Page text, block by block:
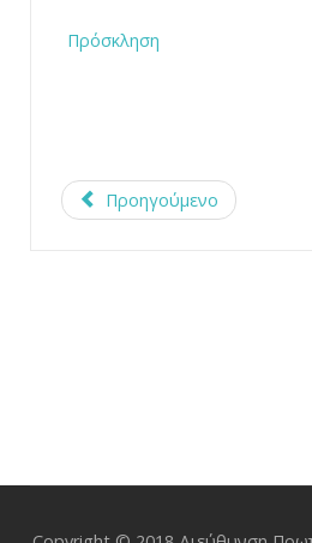
Πρόσκληση
Προηγούμενο